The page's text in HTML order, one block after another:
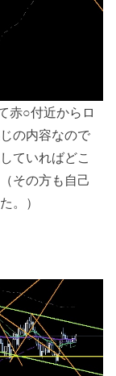
赤○付近からロ
の内容なので
ていればどこ
その方も自己
。）